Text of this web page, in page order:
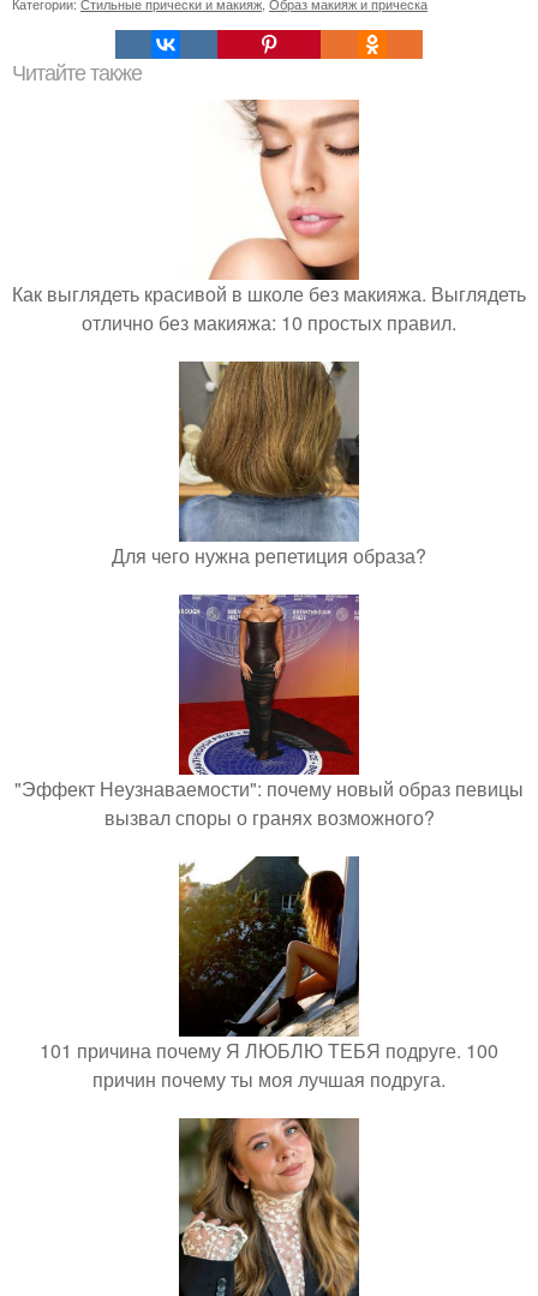
Читайте также
Как выглядеть красивой в школе без макияжа. Выглядеть
отлично без макияжа: 10 простых правил.
Для чего нужна репетиция образа?
"Эффект Неузнаваемости": почему новый образ певицы
вызвал споры о гранях возможного?
101 причина почему Я ЛЮБЛЮ ТЕБЯ подруге. 100
причин почему ты моя лучшая подруга.